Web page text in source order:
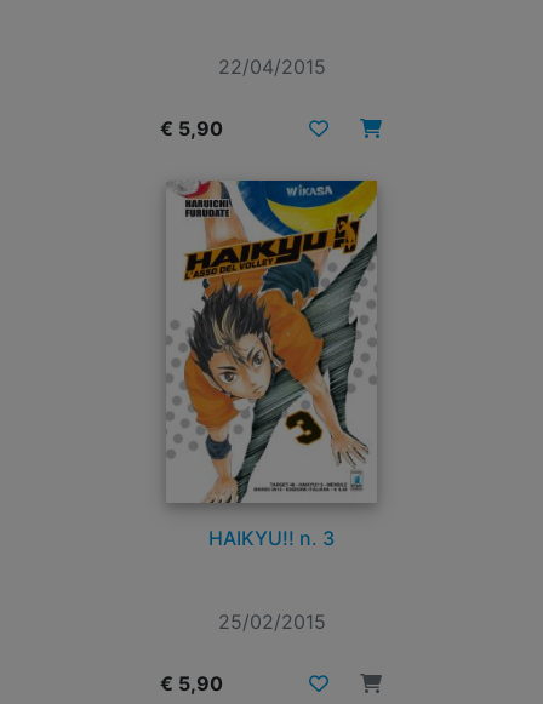
22/04/2015
€ 5,90
HAIKYU!! n. 3
25/02/2015
€ 5,90